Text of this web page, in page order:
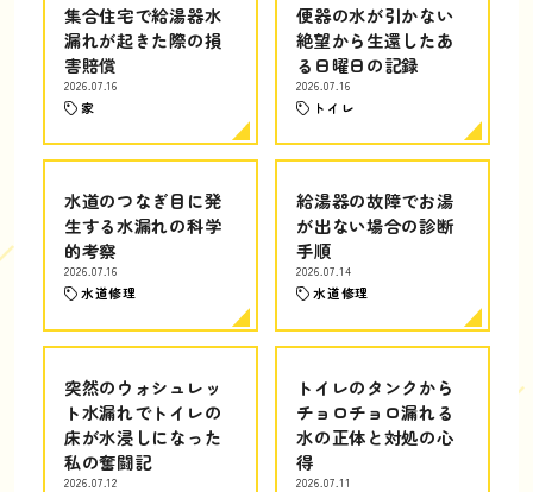
集合住宅で給湯器水
漏れが起きた際の損
害賠償
2026.07.16
家
便器の水が引かない
絶望から生還したあ
る日曜日の記録
2026.07.16
トイレ
水道のつなぎ目に発
生する水漏れの科学
的考察
2026.07.16
水道修理
給湯器の故障でお湯
が出ない場合の診断
手順
2026.07.14
水道修理
突然のウォシュレッ
ト水漏れでトイレの
床が水浸しになった
私の奮闘記
2026.07.12
トイレのタンクから
チョロチョロ漏れる
水の正体と対処の心
得
2026.07.11